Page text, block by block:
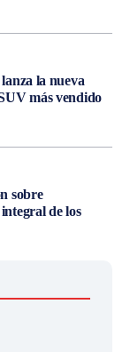
la nueva
más vendido
sobre
de los